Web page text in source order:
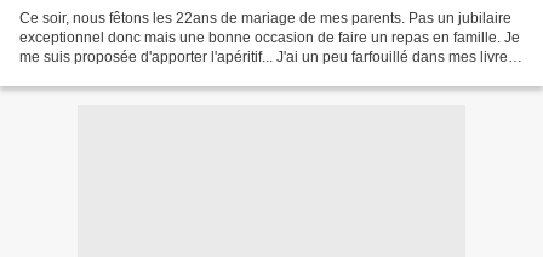
Ce soir, nous fêtons les 22ans de mariage de mes parents. Pas un jubilaire
exceptionnel donc mais une bonne occasion de faire un repas en famille. Je
me suis proposée d'apporter l'apéritif... J'ai un peu farfouillé dans mes livres